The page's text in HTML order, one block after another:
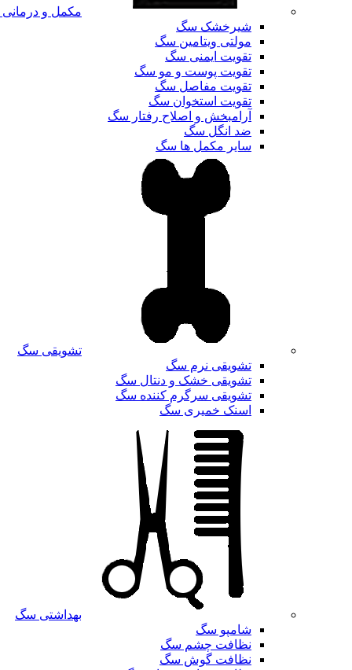
مکمل و
شیرخشک سگ
مولتی ویتامین سگ
تقویت ایمنی سگ
تقویت پوست و مو سگ
تقویت مفاصل سگ
تقویت استخوان سگ
آرامبخش و اصلاح رفتار سگ
ضد انگل سگ
سایر مکمل ها سگ
تشویقی سگ
تشویقی نرم سگ
تشویقی خشک و دنتال سگ
تشویقی سرگرم کننده سگ
اسنک خمیری سگ
بهداشتی سگ
شامپو سگ
نظافت چشم سگ
نظافت گوش سگ